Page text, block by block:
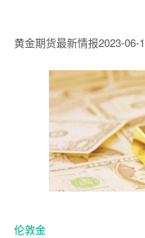
黄金期货最新情报2023-06-
伦敦金